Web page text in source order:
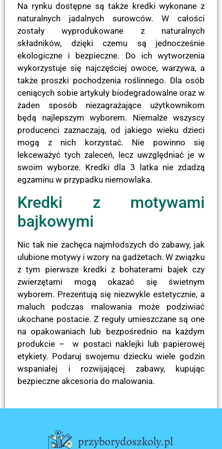
Na rynku dostępne są także kredki wykonane z
naturalnych jadalnych surowców. W całości
zostały wyprodukowane z naturalnych
składników, dzięki czemu są jednocześnie
ekologiczne i bezpieczne. Do ich wytworzenia
wykorzystuje się najczęściej owoce, warzywa, a
także proszki pochodzenia roślinnego. Dla osób
ceniących sobie artykuły biodegradowalne oraz w
żaden sposób niezagrażające użytkownikom
będą najlepszym wyborem. Niemalże wszyscy
producenci zaznaczają, od jakiego wieku dzieci
mogą z nich korzystać. Nie powinno się
lekceważyć tych zaleceń, lecz uwzględniać je w
swoim wyborze. Kredki dla 3 latka nie zdadzą
egzaminu w przypadku niemowlaka.
Kredki z motywami
bajkowymi
Nic tak nie zachęca najmłodszych do zabawy, jak
ulubione motywy i wzory na gadżetach. W związku
z tym pierwsze kredki z bohaterami bajek czy
zwierzętami mogą okazać się świetnym
wyborem. Prezentują się niezwykle estetycznie, a
maluch podczas malowania może podziwiać
ukochane postacie. Z reguły umieszczane są one
na opakowaniach lub bezpośrednio na każdym
produkcie – w postaci naklejki lub papierowej
etykiety. Podaruj swojemu dziecku wiele godzin
wspaniałej i rozwijającej zabawy, kupując
bezpieczne akcesoria do malowania.